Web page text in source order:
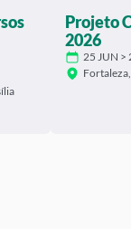
Projeto
2026